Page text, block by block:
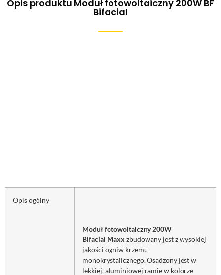
Opis produktu Moduł fotowoltaiczny 200W BF
Bifacial
Opis ogólny
Moduł fotowoltaiczny 200W
Bifacial Maxx zbudowany jest z wysokiej
jakości ogniw krzemu
monokrystalicznego. Osadzony jest w
lekkiej, aluminiowej ramie w kolorze